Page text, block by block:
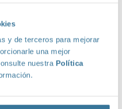
y de terceros para mejorar
una mejor
nuestra Política